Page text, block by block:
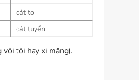
cát to
cát tuyển
vôi tôi hay xi măng).